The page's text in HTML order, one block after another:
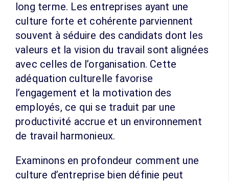
long terme. Les entreprises ayant une
culture forte et cohérente parviennent
souvent à séduire des candidats dont les
valeurs et la vision du travail sont alignées
avec celles de l’organisation. Cette
adéquation culturelle favorise
l’engagement et la motivation des
employés, ce qui se traduit par une
productivité accrue et un environnement
de travail harmonieux.
Examinons en profondeur comment une
culture d’entreprise bien définie peut